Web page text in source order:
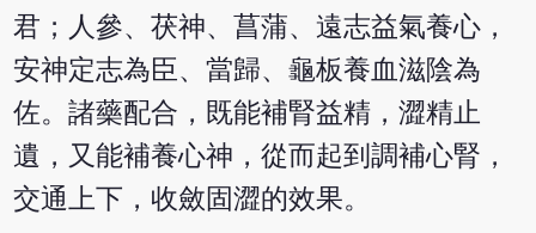
君；人參、茯神、菖蒲、遠志益氣養心，
安神定志為臣、當歸、龜板養血滋陰為
佐。諸藥配合，既能補腎益精，澀精止
遺，又能補養心神，從而起到調補心腎，
交通上下，收斂固澀的效果。